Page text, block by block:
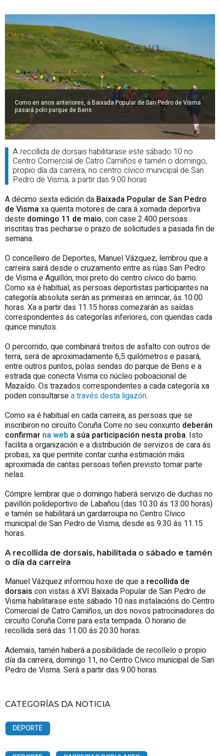
Como en anos anteriores, a Baixada Popular de San Pedro de Visma
pasará polo parque de Bens
A recollida de dorsais habilitarase este sábado 10 no
Centro Comercial de Catro Camiños e tamén o domingo,
propio día da carreira, no centro cívico municipal de San
Pedro de Visma, a partir das 9.00 horas
A décimo sexta edición da Baixada Popular de San Pedro
de Vismaxa quenta motores de cara á xornada deportiva
deste domingo 11 de maio, con case 2.400 persoas
inscritas tras pecharse o prazo de solicitudes a pasada fin de
semana.
O concelleiro de Deportes, Manuel Vázquez, lembrou que a
carreira sairá desde o cruzamento entre as rúas San Pedro
de Visma e Aguillón, moi preto do centro cívico do barrio.
Como xa é habitual, as persoas deportistas participantes na
categoría absoluta serán as primeiras en arrincar, ás 10.00
horas. Xa a partir das 11.15 horas comezarán as saídas
correspondentes ás categorías inferiores, con quendas cada
quince minutos.
O percorrido, que combinará treitos de asfalto con outros de
terra, será de aproximadamente 6,5 quilómetros e pasará,
entre outros puntos, polas sendas do parque de Bens e a
estrada que conecta Visma co núcleo poboacional de
Mazaído. Os trazados correspondentes a cada categoría xa
poden consultarsea través desta ligazón.
Como xa é habitual en cada carreira, as persoas que se
inscribiron no circuíto Coruña Corre no seu conxunto deberán
confirmar na web a súa participación nesta proba. Isto
facilita a organización e a distribución de servizos de cara ás
probas, xa que permite contar cunha estimación máis
aproximada de cantas persoas teñen previsto tomar parte
nelas.
Cómpre lembrar que o domingo haberá servizo de duchas no
pavillón polideportivo de Labañou (das 10.30 ás 13.00 horas)
e tamén se habilitará un gardarroupa no Centro Cívico
municipal de San Pedro de Visma, desde as 9.30 ás 11.15
horas.
A recollida de dorsais, habilitada o sábado e tamén
o día da carreira
Manuel Vázquez informou hoxe de que a recollida de
dorsais con vistas á XVI Baixada Popular de San Pedro de
Visma habilitarase este sábado 10 nas instalacións do Centro
Comercial de Catro Camiños, un dos novos patrocinadores do
circuíto Coruña Corre para esta tempada. O horario de
recollida será das 11.00 ás 20.30 horas.
Ademais, tamén haberá a posibilidade de recollelo o propio
día da carreira, domingo 11, no Centro Cívico municipal de San
Pedro de Visma. Será a partir das 9.00 horas.
CATEGORÍAS DA NOTICIA
DEPORTE